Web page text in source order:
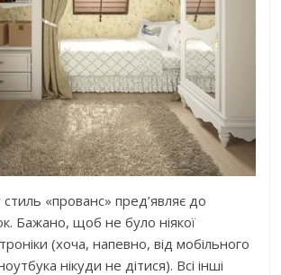
«прованс» пред’являє до
Бажано, щоб не було ніякої
(хоча, напевно, від мобільного
нікуди не дітися). Всі інші